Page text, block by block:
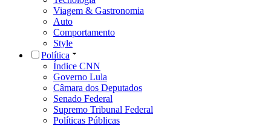
Viagem & Gastronomia
Auto
Comportamento
Style
Política
Índice CNN
Governo Lula
Câmara dos Deputados
Senado Federal
Supremo Tribunal Federal
Políticas Públicas